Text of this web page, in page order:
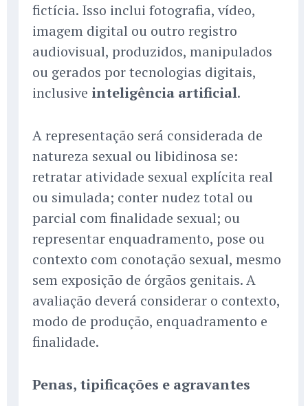
fictícia. Isso inclui fotografia, vídeo,
imagem digital ou outro registro
audiovisual, produzidos, manipulados
ou gerados por tecnologias digitais,
inclusive inteligência artificial.
A representação será considerada de
natureza sexual ou libidinosa se:
retratar atividade sexual explícita real
ou simulada; conter nudez total ou
parcial com finalidade sexual; ou
representar enquadramento, pose ou
contexto com conotação sexual, mesmo
sem exposição de órgãos genitais. A
avaliação deverá considerar o contexto,
modo de produção, enquadramento e
finalidade.
Penas, tipificações e agravantes